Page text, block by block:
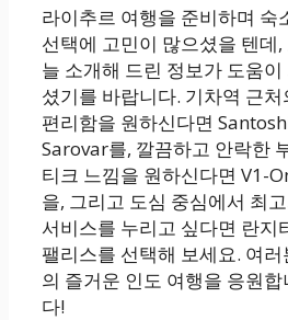
라이추르 여행을 준비하며 숙
선택에 고민이 많으셨을 텐데,
늘 소개해 드린 정보가 도움이
셨기를 바랍니다. 기차역 근처
편리함을 원하신다면
Sarovar를, 깔끔하고 안락한
티크 느낌을 원하신다면 V1-
을, 그리고 도심 중심에서 최
서비스를 누리고 싶다면 란지
팰리스를 선택해 보세요. 여러
의 즐거운 인도 여행을 응원합
다!